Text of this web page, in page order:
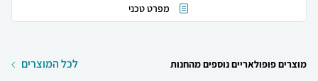
מפרט טכני
מוצרים פופולאריים נוספים מהחנות לכל המוצרים